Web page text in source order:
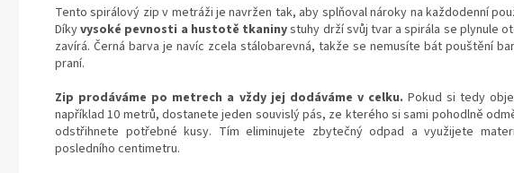
Tento spirálový zip v metráži je navržen tak, aby splňoval nároky na každodenní
Díkyvysoké pevnosti a hustotě tkaninystuhy drží svůj tvar a spirála se plynule
zavírá. Černá barva je navíc zcela stálobarevná, takže se nemusíte bát pouštění
praní.
Zip prodáváme po metrech a vždy jej dodáváme v celku. Pokud si tedy
například 10 metrů, dostanete jeden souvislý pás, ze kterého si sami pohodlně
odstřihnete potřebné kusy. Tím eliminujete zbytečný odpad a využijete
posledního centimetru.